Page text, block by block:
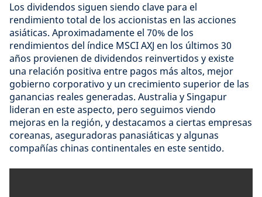
Los dividendos siguen siendo clave para el
rendimiento total de los accionistas en las acciones
asiáticas. Aproximadamente el 70% de los
rendimientos del índice MSCI AXJ en los últimos 30
años provienen de dividendos reinvertidos y existe
una relación positiva entre pagos más altos, mejor
gobierno corporativo y un crecimiento superior de las
ganancias reales generadas. Australia y Singapur
lideran en este aspecto, pero seguimos viendo
mejoras en la región, y destacamos a ciertas empresas
coreanas, aseguradoras panasiáticas y algunas
compañías chinas continentales en este sentido.